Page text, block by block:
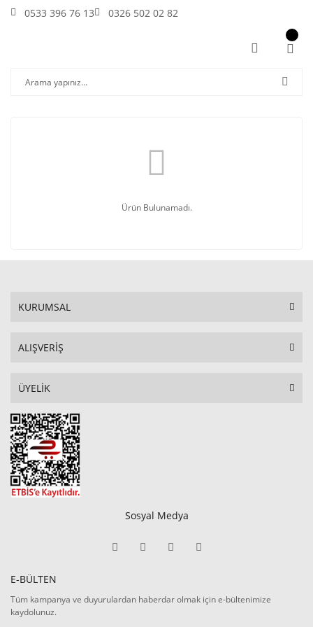
0533 396 76 13 0326 502 02 82
Ürün Bulunamadı.
KURUMSAL
ALIŞVERİŞ
ÜYELİK
Sosyal Medya
E-BÜLTEN
Tüm kampanya ve duyurulardan haberdar olmak için e-bültenimize
kaydolunuz.